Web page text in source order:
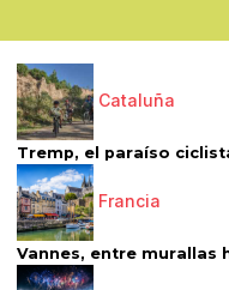
Cataluña
Tremp, el paraíso
Francia
Vannes, entre murallas